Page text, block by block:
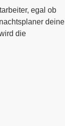
egal ob
deine
die